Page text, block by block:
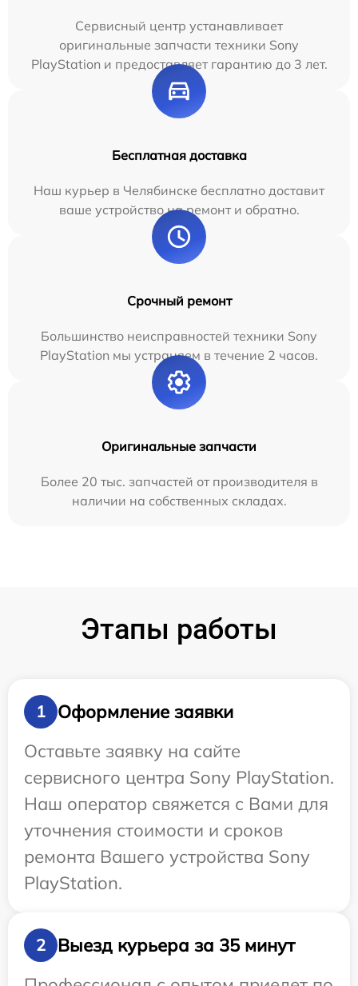
Сервисный центр устанавливает
оригинальные запчасти техники Sony
PlayStation и предоставляет гарантию до 3 лет.
Бесплатная доставка
Наш курьер в Челябинске бесплатно доставит
ваше устройство на ремонт и обратно.
Срочный ремонт
Большинство неисправностей техники Sony
PlayStation мы устраняем в течение 2 часов.
Оригинальные запчасти
Более 20 тыс. запчастей от производителя в
наличии на собственных складах.
Этапы работы
1
Оформление заявки
Оставьте заявку на сайте
сервисного центра Sony PlayStation.
Наш оператор свяжется с Вами для
уточнения стоимости и сроков
ремонта Вашего устройства Sony
PlayStation.
2
Выезд курьера за 35 минут